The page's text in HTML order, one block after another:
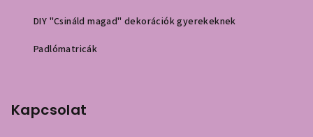
DIY "Csináld magad" dekorációk gyerekeknek
Padlómatricák
Kapcsolat